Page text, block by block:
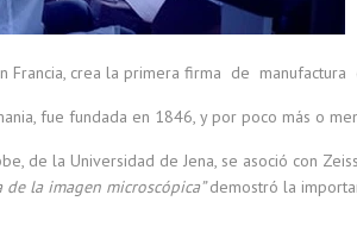
Francia, crea la primera firma de manufactura
fue fundada en 1846, y por poco más o
de la Universidad de Jena, se asoció con
de la imagen microscópica”demostró la